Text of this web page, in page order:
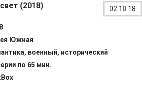
(2018) 02.10.18
Южная
военный, исторический
по 65 мин.